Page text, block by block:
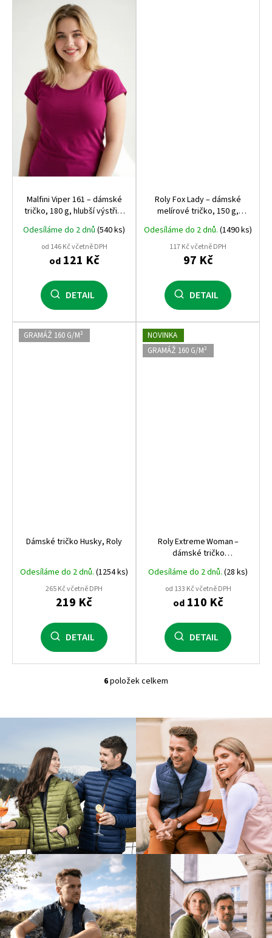
Malfini Viper 161 – dámské
tričko, 180 g, hlubší výstřih,
Odesíláme do 2 dnů (540 ks)
od 146 Kč včetně DPH
od121 Kč
DETAIL
Roly Fox Lady – dámské
melírové tričko, 150 g,
bočních švů, moderní
vzhled
Odesíláme do 2 dnů. (1490 ks)
117 Kč včetně DPH
97 Kč
DETAIL
GRAMÁŽ 160 G/M²
Dámské tričko Husky, Roly
Odesíláme do 2 dnů. (1254 ks)
265 Kč včetně DPH
219 Kč
DETAIL
NOVINKA
GRAMÁŽ 160 G/M²
Roly Extreme Woman –
dámské tričko
s dlouhým rukávem, 120 g,
prémiová kvalita Roly
Odesíláme do 2 dnů. (28 ks)
od 133 Kč včetně DPH
od110 Kč
DETAIL
O
l
á
a
c
í
p
r
v
k
y
v
ý
p
i
s
u
6položek celkem